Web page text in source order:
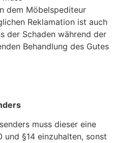
dem Möbelspediteur
Reklamation ist auch
der Schaden während der
Behandlung des Gutes
muss dieser eine
§14 einzuhalten, sonst